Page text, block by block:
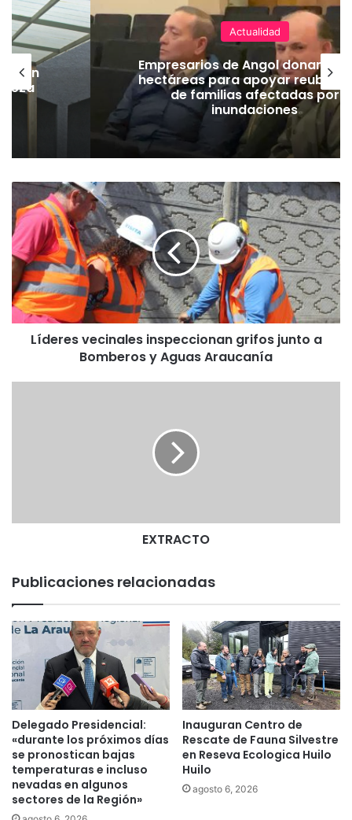
Actualidad
Empresarios de Angol donan
hectáreas para apoyar
de familias afectadas por
inundaciones
L
í
d
e
r
e
s
v
e
o
n
a
n
r
i
f
o
j
u
n
t
Líderes vecinales inspeccionan grifos junto a
Bomberos y Aguas Araucanía
EXTRACTO
Publicaciones relacionadas
Delegado Presidencial:
«durante los próximos días
se pronostican bajas
temperaturas e incluso
nevadas en algunos
sectores de la Región»
Inauguran Centro de
Rescate de Fauna Silvestre
en Reseva Ecologica Huilo
Huilo
agosto 6, 2026